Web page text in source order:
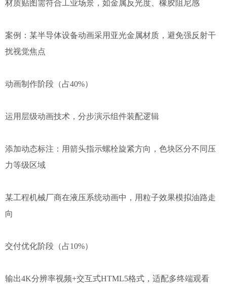
材质贴图需符合工业场景，如金属反光度、橡胶阻尼感
案例：某半导体设备动画采用亚光金属材质，避免强反射干
扰视觉焦点
动画制作阶段（占40%）
运用层级动画技术，分步演示组件装配逻辑
添加动态标注：用箭头指示螺栓旋紧方向，色块区分不同压
力等级区域
某工程机械厂商在液压系统动画中，用粒子效果模拟油路走
向
交付优化阶段（占10%）
输出4K分辨率视频+交互式HTML5格式，适配多终端观看